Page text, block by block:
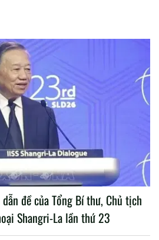
đề của Tổng Bí thư, Chủ tịch
Shangri-La lần thứ 23